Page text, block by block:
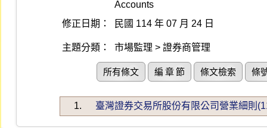
Accounts
修正日期：
民國 114 年 07 月 24 日
主題分類： 市場監理 > 證券商管理
所有條文 編 章 節 條文檢索 條
1. 臺灣證券交易所股份有限公司營業細則